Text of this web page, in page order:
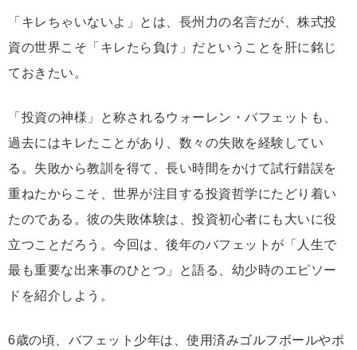
「キレちゃいないよ」とは、長州力の名言だが、株式投
資の世界こそ「キレたら負け」だということを肝に銘じ
ておきたい。
「投資の神様」と称されるウォーレン・バフェットも、
過去にはキレたことがあり、数々の失敗を経験してい
る。失敗から教訓を得て、長い時間をかけて試行錯誤を
重ねたからこそ、世界が注目する投資哲学にたどり着い
たのである。彼の失敗体験は、投資初心者にも大いに役
立つことだろう。今回は、後年のバフェットが「人生で
最も重要な出来事のひとつ」と語る、幼少時のエピソー
ドを紹介しよう。
6歳の頃、バフェット少年は、使用済みゴルフボールやポ